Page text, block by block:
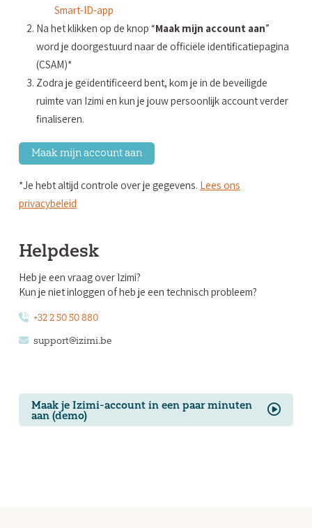
Smart-ID-app
Na het klikken op de knop “Maak mijn account aan”
word je doorgestuurd naar de officiële identificatiepagina
(CSAM)*
Zodra je geïdentificeerd bent, kom je in de beveiligde
ruimte van Izimi en kun je jouw persoonlijk account verder
finaliseren.
Maak mijn account aan
*Je hebt altijd controle over je gegevens. Lees ons
privacybeleid
Helpdesk
Heb je een vraag over Izimi?
Kun je niet inloggen of heb je een technisch probleem?
+32 2 50 50 880
support@izimi.be
Maak je Izimi-account in een paar minuten
aan (demo)